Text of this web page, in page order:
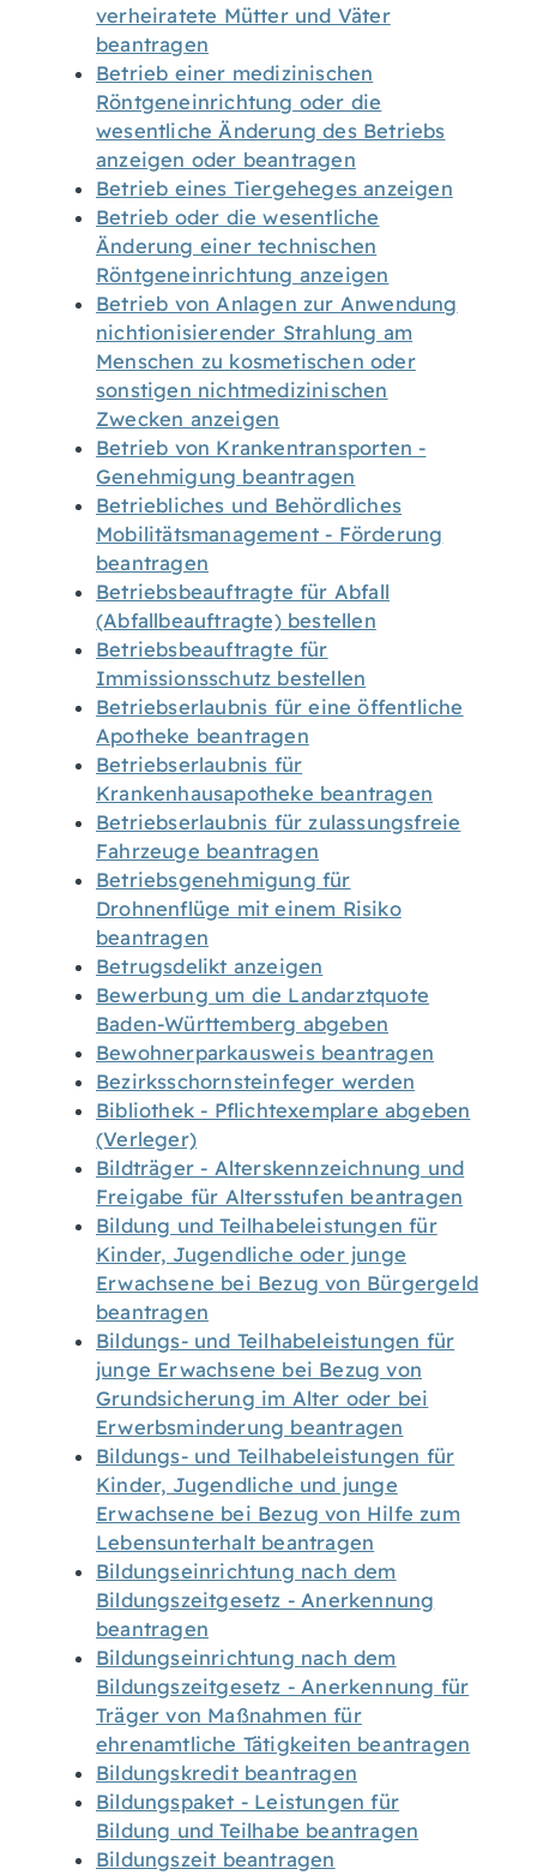
verheiratete Mütter und Väter
beantragen
Betrieb einer medizinischen
Röntgeneinrichtung oder die
wesentliche Änderung des Betriebs
anzeigen oder beantragen
Betrieb eines Tiergeheges anzeigen
Betrieb oder die wesentliche
Änderung einer technischen
Röntgeneinrichtung anzeigen
Betrieb von Anlagen zur Anwendung
nichtionisierender Strahlung am
Menschen zu kosmetischen oder
sonstigen nichtmedizinischen
Zwecken anzeigen
Betrieb von Krankentransporten -
Genehmigung beantragen
Betriebliches und Behördliches
Mobilitätsmanagement - Förderung
beantragen
Betriebsbeauftragte für Abfall
(Abfallbeauftragte) bestellen
Betriebsbeauftragte für
Immissionsschutz bestellen
Betriebserlaubnis für eine öffentliche
Apotheke beantragen
Betriebserlaubnis für
Krankenhausapotheke beantragen
Betriebserlaubnis für zulassungsfreie
Fahrzeuge beantragen
Betriebsgenehmigung für
Drohnenflüge mit einem Risiko
beantragen
Betrugsdelikt anzeigen
Bewerbung um die Landarztquote
Baden-Württemberg abgeben
Bewohnerparkausweis beantragen
Bezirksschornsteinfeger werden
Bibliothek - Pflichtexemplare abgeben
(Verleger)
Bildträger - Alterskennzeichnung und
Freigabe für Altersstufen beantragen
Bildung und Teilhabeleistungen für
Kinder, Jugendliche oder junge
Erwachsene bei Bezug von Bürgergeld
beantragen
Bildungs- und Teilhabeleistungen für
junge Erwachsene bei Bezug von
Grundsicherung im Alter oder bei
Erwerbsminderung beantragen
Bildungs- und Teilhabeleistungen für
Kinder, Jugendliche und junge
Erwachsene bei Bezug von Hilfe zum
Lebensunterhalt beantragen
Bildungseinrichtung nach dem
Bildungszeitgesetz - Anerkennung
beantragen
Bildungseinrichtung nach dem
Bildungszeitgesetz - Anerkennung für
Träger von Maßnahmen für
ehrenamtliche Tätigkeiten beantragen
Bildungskredit beantragen
Bildungspaket - Leistungen für
Bildung und Teilhabe beantragen
Bildungszeit beantragen